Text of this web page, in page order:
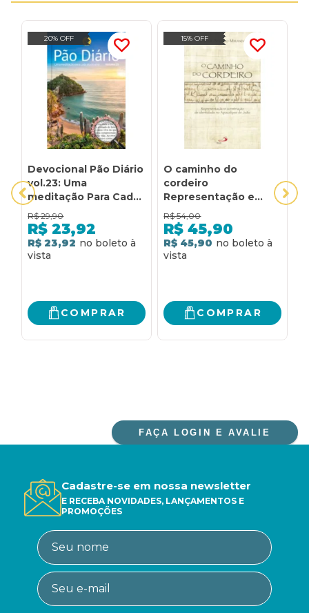
20% OFF
Devocional Pão Diário
vol.23: Uma
meditação Para Cada
dia do ano - Letra
gigante - Paisagem -
O Devocional mais
lido no mundo: Uma
R$ 29,90
R$ 23,92
R$ 23,92
COMPRAR
15% OFF
O caminho do
cordeiro
Representação e
construção de
identidade no
Apocalipse de João:
representação e
R$ 54,00
R$ 45,90
R$ 45,90
COMPRAR
FAÇA LOGIN E AVALIE
Cadastre-se em nossa newsletter
E RECEBA NOVIDADES, LANÇAMENTOS E
PROMOÇÕES